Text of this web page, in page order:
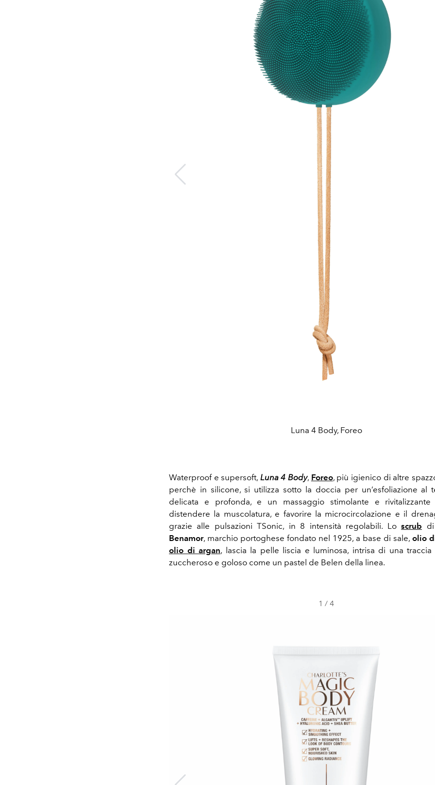
Luna 4 Body, Foreo
Waterproof e supersoft, Luna 4 Body, Foreo, più igienico di altre
perchè in silicone, si utilizza sotto la doccia per un’esfoliazione al
delicata e profonda, e un massaggio stimolante e
distendere la muscolatura, e favorire la microcircolazione e il
grazie alle pulsazioni TSonic, in 8 intensità regolabili. Loscrub di
Benamor, marchio portoghese fondato nel 1925, a base di sale, olio
olio di argan, lascia la pelle liscia e luminosa, intrisa di una
zuccheroso e goloso come un pastel de Belen della linea.
1 / 4